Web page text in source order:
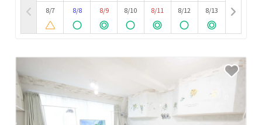
8/7
8/8
8/9
8/10
8/11
8/12
8/13